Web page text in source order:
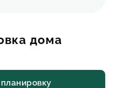
дома